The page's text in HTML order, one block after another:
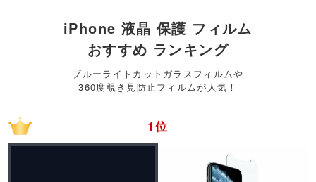
iPhone 液晶 保護 フィルム
おすすめ ランキング
ブルーライトカットガラスフィルムや
360度覗き見防止フィルムが人気！
1位